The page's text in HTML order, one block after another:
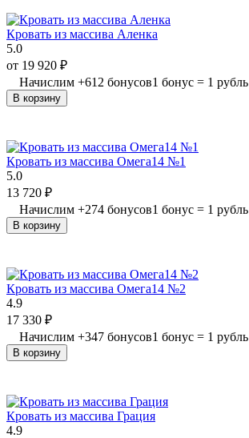
Кровать из массива Аленка
5.0
от 19 920 ₽
Начислим +612 бонусов1 бонус = 1 рубль
В корзину
Кровать из массива Омега14 №1
5.0
13 720 ₽
Начислим +274 бонусов1 бонус = 1 рубль
В корзину
Кровать из массива Омега14 №2
4.9
17 330 ₽
Начислим +347 бонусов1 бонус = 1 рубль
В корзину
Кровать из массива Грация
4.9